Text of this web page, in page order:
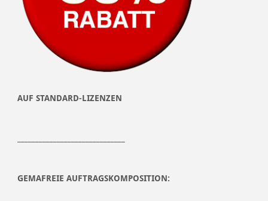
AUF STANDARD-LIZENZEN
GEMAFREIE AUFTRAGSKOMPOSITION: